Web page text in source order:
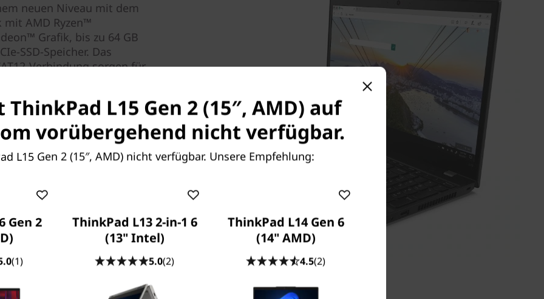
neuen Niveau mit dem
mit AMD Ryzen™
Grafik, bis zu 64 GB
SSD-Speicher. Das
Verbindung sorgen für
Ihre To-Do-Liste.
zum Zeitpunkt des Kaufs konfiguriert werden
L15 Gen 2 effizienter
Standby das
und bleibt selbst im
Dank mehrerer
ganzen Tag können Sie
L15 Gen 2 (15″, AMD) auf
vorübergehend nicht verfügbar.
L15 Gen 2 (15″, AMD) nicht verfügbar. Unsere Empfehlung:
Gen 2
(1)
ThinkPad L13 2-in-1 6
(13" Intel)
5.0(2)
ThinkPad L14 Gen 6
(14" AMD)
4.5(2)